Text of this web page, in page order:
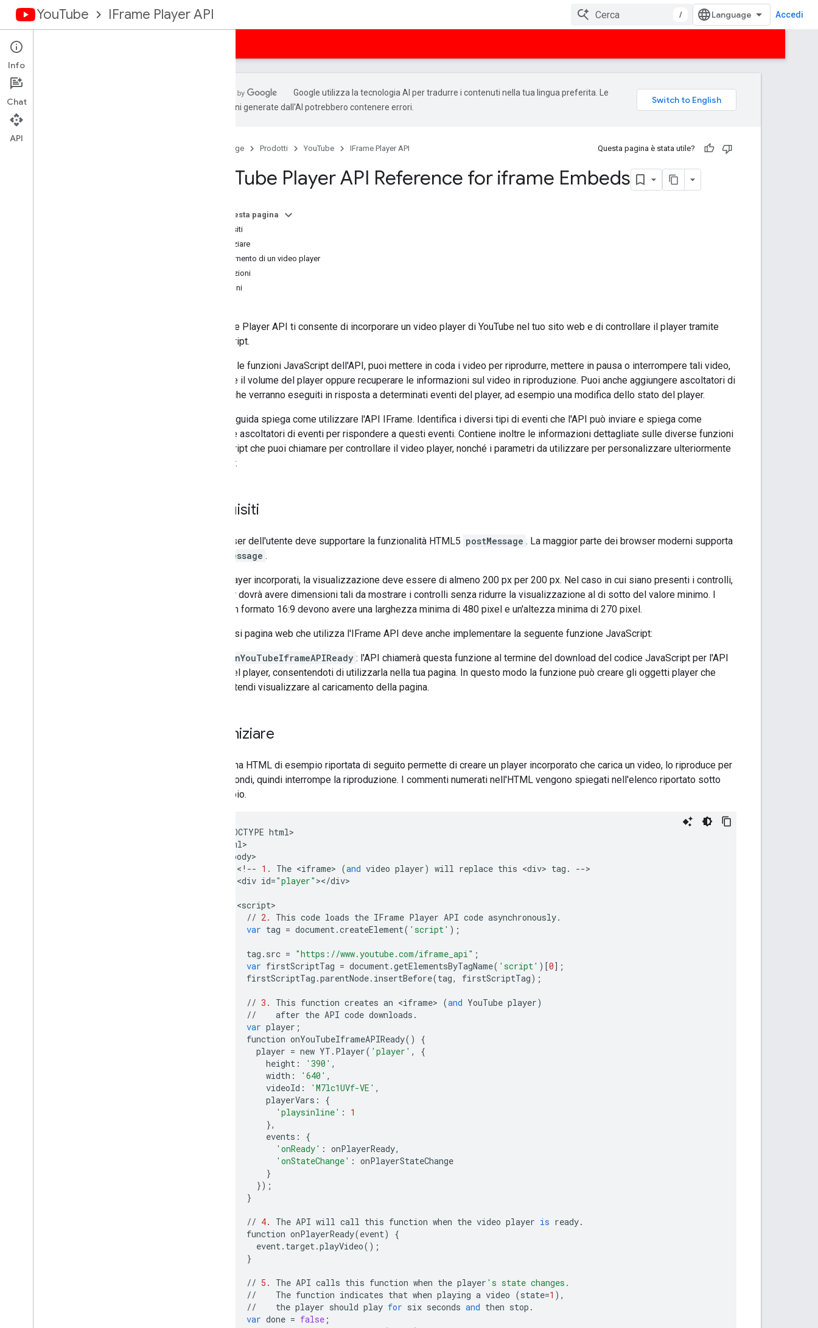
YouTube IFrame Player API / Accedi
IFrame API
Parametri del player
Google utilizza la tecnologia AI per tradurre i contenuti nella tua lingua preferita. Le
traduzioni generate dall'AI potrebbero contenere errori.
Home page Prodotti YouTube IFrame Player API Questa pagina è stata utile?
Tube Player API Reference for iframe Embeds
Su questa pagina
Requisiti
Per iniziare
Caricamento di un video player
Operazioni
Funzioni
L'IFrame Player API ti consente di incorporare un video player di YouTube nel tuo sito web e di controllare il player tramite
JavaScript.
Tramite le funzioni JavaScript dell'API, puoi mettere in coda i video per riprodurre, mettere in pausa o interrompere tali video,
regolare il volume del player oppure recuperare le informazioni sul video in riproduzione. Puoi anche aggiungere ascoltatori di
eventi che verranno eseguiti in risposta a determinati eventi del player, ad esempio una modifica dello stato del player.
Questa guida spiega come utilizzare l'API IFrame. Identifica i diversi tipi di eventi che l'API può inviare e spiega come
scrivere ascoltatori di eventi per rispondere a questi eventi. Contiene inoltre le informazioni dettagliate sulle diverse funzioni
JavaScript che puoi chiamare per controllare il video player, nonché i parametri da utilizzare per personalizzare ulteriormente
il player.
Requisiti
Il browser dell'utente deve supportare la funzionalità HTML5 postMessage . La maggior parte dei browser moderni supporta
postMessage .
Per i player incorporati, la visualizzazione deve essere di almeno 200 px per 200 px. Nel caso in cui siano presenti i controlli,
il player dovrà avere dimensioni tali da mostrare i controlli senza ridurre la visualizzazione al di sotto del valore minimo. I
player in formato 16:9 devono avere una larghezza minima di 480 pixel e un'altezza minima di 270 pixel.
Qualsiasi pagina web che utilizza l'IFrame API deve anche implementare la seguente funzione JavaScript:
onYouTubeIframeAPIReady : l'API chiamerà questa funzione al termine del download del codice JavaScript per l'API
del player, consentendoti di utilizzarla nella tua pagina. In questo modo la funzione può creare gli oggetti player che
intendi visualizzare al caricamento della pagina.
Per iniziare
La pagina HTML di esempio riportata di seguito permette di creare un player incorporato che carica un video, lo riproduce per
sei secondi, quindi interrompe la riproduzione. I commenti numerati nell'HTML vengono spiegati nell'elenco riportato sotto
l'esempio.
DOCTYPE html>
html
body
< !-- 1. The <iframe> (and video player) will replace this <div> tag . --
<div id="player" ></div>
<script
// 2. This code loads the IFrame Player API code asynchronously.
var tag = document.createElement( 'script' );
tag . src = "https://www.youtube.com/iframe_api" ;
var firstScriptTag = document.getElementsByTagName( 'script' )[0];
firstScriptTag .parentNode. insertBefore(tag, firstScriptTag);
// 3. This function creates an <iframe> (and YouTube player)
//
after the API code downloads .
var player ;
function onYouTubeIframeAPIReady()
{
player = new YT . Player( 'player' ,
{
height : '390' ,
width : '640' ,
videoId : 'M7lc1UVf-VE' ,
playerVars :
{
'playsinline' :
1
},
events :
{
'onReady' : onPlayerReady,
'onStateChange' : onPlayerStateChange
}
});
}
// 4. The API will call this function when the video player is ready.
function onPlayerReady(event)
{
event. target.playVideo();
}
// 5. The API calls this function when the player 's state changes.
//
The function indicates that when playing a video (state=1 ),
//
the player should play for six seconds and then stop .
var done = false ;
Info
Chat
API